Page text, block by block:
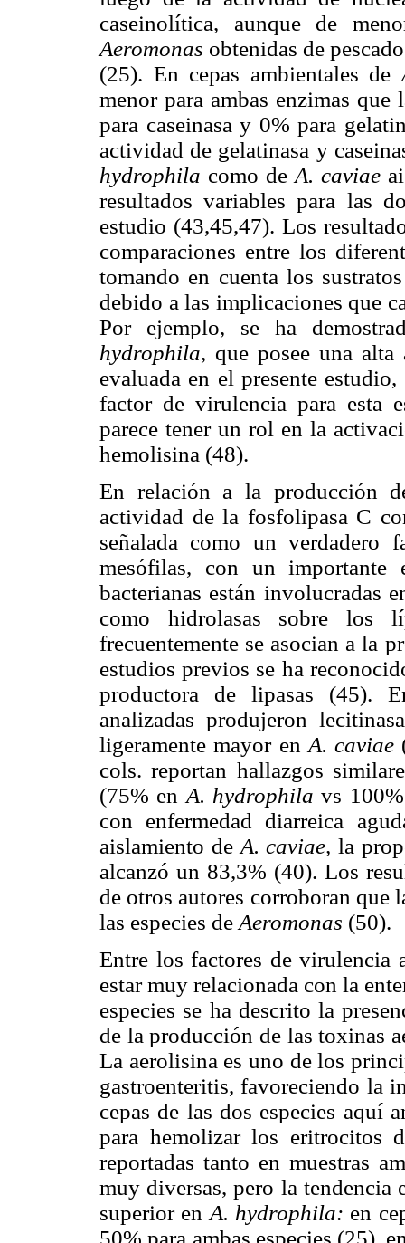
caseinolítica, aunque de
Aeromonas obtenidas de
(25). En cepas ambientales de
menor para ambas enzimas
para caseinasa y 0% para
actividad de gelatinasa y
hydrophila como deA. caviae
resultados variables para las
estudio (43,45,47). Los
comparaciones entre los
tomando en cuenta los
debido a las implicaciones que
Por ejemplo, se ha
hydrophila, que posee una
evaluada en el presente
factor de virulencia para esta
parece tener un rol en la
hemolisina (48).
En relación a la producción
actividad de la fosfolipasa C
señalada como un
mesófilas, con un importante
bacterianas están involucradas
como hidrolasas sobre los
frecuentemente se asocian a la
estudios previos se ha
productora de lipasas (45).
analizadas produjeron
ligeramente mayor en A. caviae
cols. reportan hallazgos
(75% en A. hydrophilavs
con enfermedad diarreica
aislamiento de A. caviae,la
alcanzó un 83,3% (40). Los
de otros autores corroboran que
las especies de Aeromonas (50).
Entre los factores de virulencia
estar muy relacionada con la
especies se ha descrito la
de la producción de las toxinas
La aerolisina es uno de los
gastroenteritis, favoreciendo la
cepas de las dos especies aquí
para hemolizar los eritrocitos
reportadas tanto en muestras
muy diversas, pero la tendencia
superior en A. hydrophila: en